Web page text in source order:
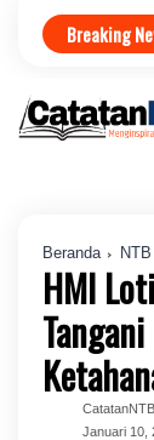
Breaking
Lombok Raih
Beranda NTB
HMI
CatatanNTB
Januari 10,